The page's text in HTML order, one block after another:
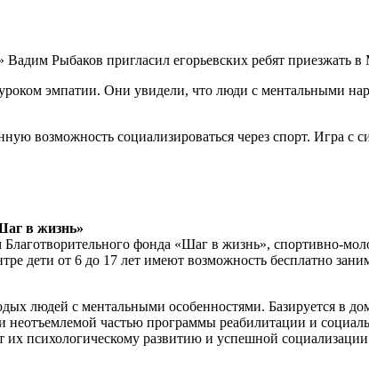
Рыбаков пригласил егорьевских ребят приезжать
уроком эмпатии. Они увидели, что люди с ментальными
возможность социализироваться через спорт. Игра
в жизнь»
фонда «Шаг в жизнь», спортивно-
дети от 6 до 17 лет имеют возможность бесплатно
людей с ментальными особенностями. Базируется в
частью программы реабилитации и
психологическому развитию и успешной